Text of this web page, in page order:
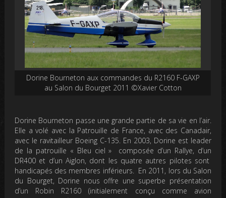
Dorine Bourneton aux commandes du R2160 F-GAXP
au Salon du Bourget 2011 ©Xavier Cotton
Dorine Bourneton passe une grande partie de sa vie en l’air.
Elle a volé avec la Patrouille de France, avec des Canadair,
avec le ravitailleur Boeing C-135. En 2003, Dorine est leader
de la patrouille « Bleu ciel » composée d’un Rallye, d’un
DR400 et d’un Aiglon, dont les quatre autres pilotes sont
handicapés des membres inférieurs. En 2011, lors du Salon
du Bourget, Dorine nous offre une superbe présentation
d’un Robin R2160 (initialement conçu comme avion